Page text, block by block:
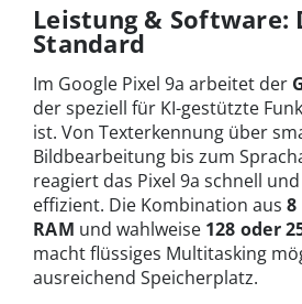
Leistung & Software:
Standard
Im Google Pixel 9a arbeitet der
der speziell für KI-gestützte
ist. Von Texterkennung über
Bildbearbeitung bis zum
reagiert das Pixel 9a schnell
effizient. Die Kombination aus 8
RAM und wahlweise 128 oder
macht flüssiges Multitasking
ausreichend Speicherplatz.